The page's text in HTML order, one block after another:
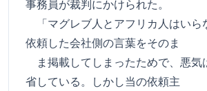
事務員が裁判にかけられた。
「マグレブ人とアフリカ人はいら
依頼した会社側の言葉をそのま
ま掲載してしまったためで、悪気
省している。しかし当の依頼主